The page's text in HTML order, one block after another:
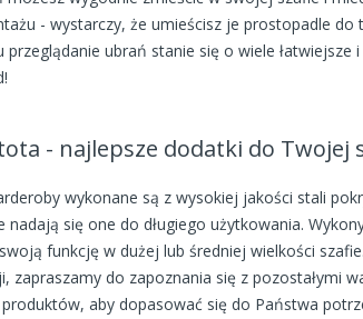
- wystarczy, że umieścisz je prostopadle do
ubrań stanie się o wiele łatwiejsze
- najlepsze dodatki do Twojej
wykonane są z wysokiej jakości stali
nadają się one do długiego użytkowania.
funkcję w dużej lub średniej wielkości
zapraszamy do zapoznania się z pozostałymi
aby dopasować się do Państwa